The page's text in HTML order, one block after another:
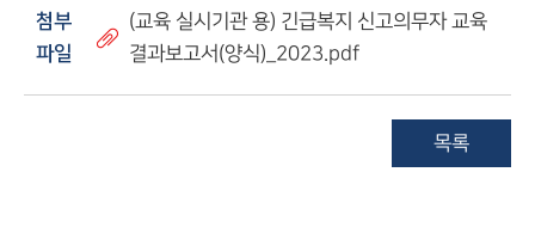
첨부
파일
(교육 실시기관 용) 긴급복지 신고의무자 교육
결과보고서(양식)_2023.pdf
목록